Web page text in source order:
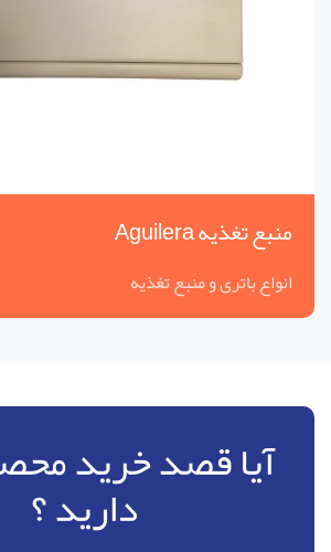
منبع تغذیه Aguilera
انواع باتری و منبع تغذیه
آیا قصد خرید
دارید ؟